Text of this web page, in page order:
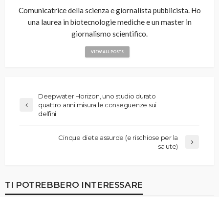
Comunicatrice della scienza e giornalista pubblicista. Ho
una laurea in biotecnologie mediche e un master in
giornalismo scientifico.
VIEW ALL POSTS
Deepwater Horizon, uno studio durato
quattro anni misura le conseguenze sui
delfini
Cinque diete assurde (e rischiose per la
salute)
TI POTREBBERO INTERESSARE